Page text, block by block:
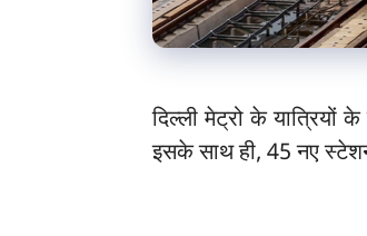
दिल्ली मेट्रो के
इसके साथ ही, 45 नए